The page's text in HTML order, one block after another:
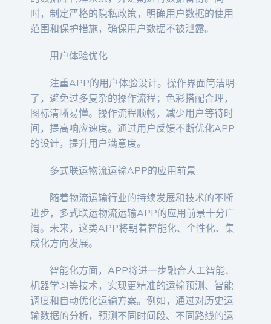
时，制定严格的隐私政策，明确用户数据的使用
范围和保护措施，确保用户数据不被泄露。
用户体验优化
注重APP的用户体验设计。操作界面简洁明
了，避免过多复杂的操作流程；色彩搭配合理，
图标清晰易懂。操作流程顺畅，减少用户等待时
间，提高响应速度。通过用户反馈不断优化APP
的设计，提升用户满意度。
多式联运物流运输APP的应用前景
随着物流运输行业的持续发展和技术的不断
进步，多式联运物流运输APP的应用前景十分广
阔。未来，这类APP将朝着智能化、个性化、集
成化方向发展。
智能化方面，APP将进一步融合人工智能、
机器学习等技术，实现更精准的运输预测、智能
调度和自动优化运输方案。例如，通过对历史运
输数据的分析，预测不同时间段、不同路线的运